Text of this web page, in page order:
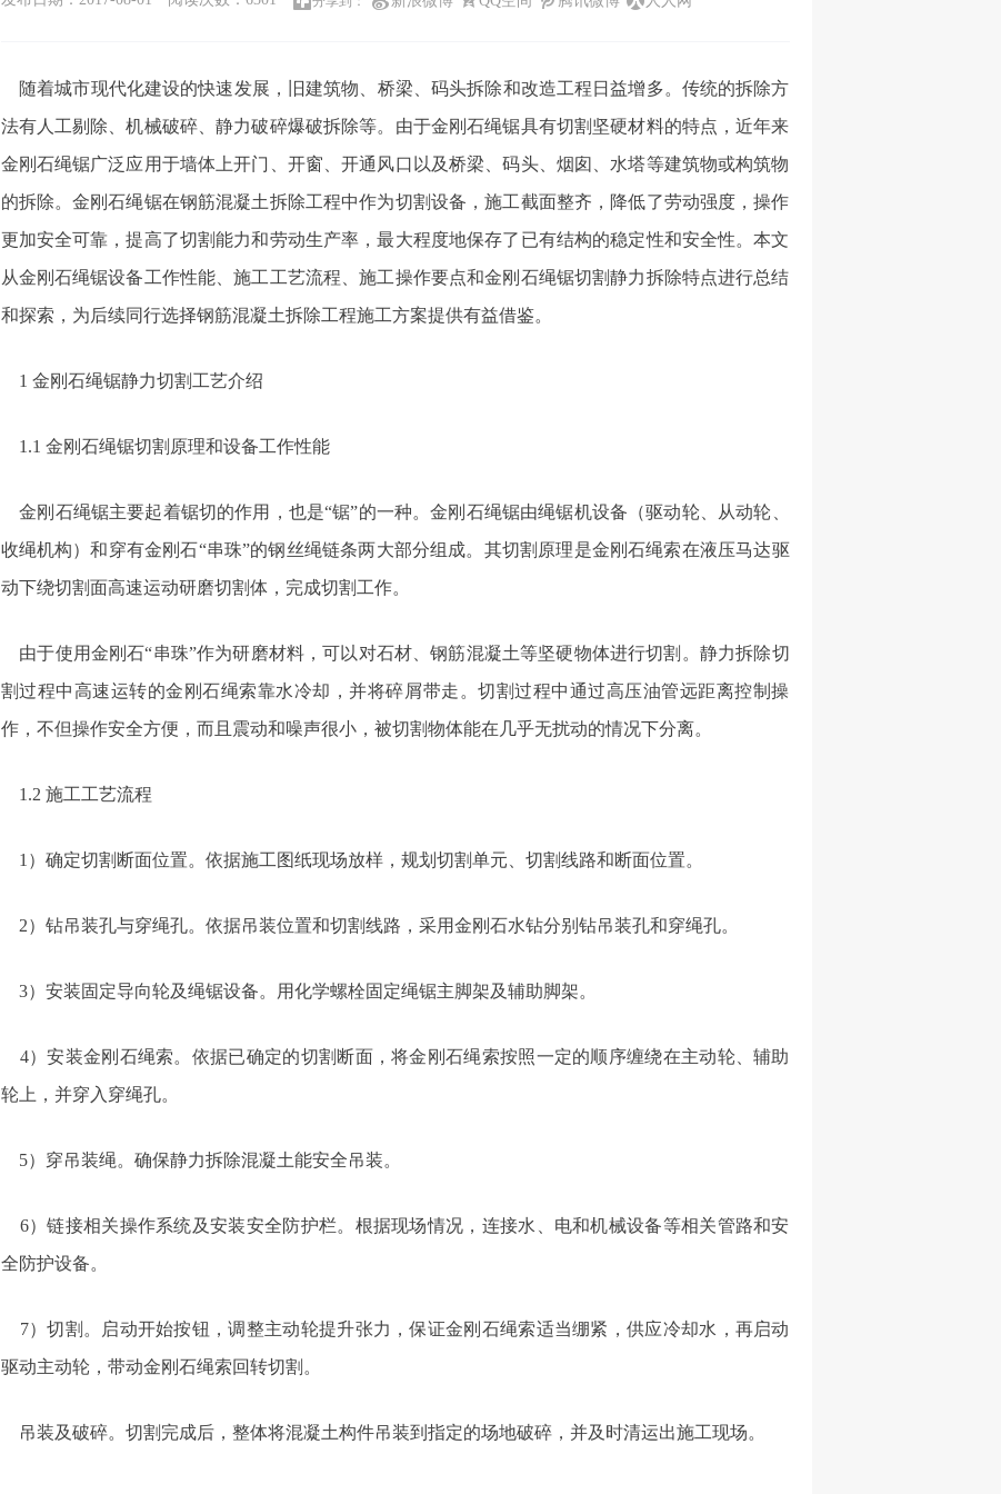
随着城市现代化建设的快速发展，旧建筑物、桥梁、码头拆除和改造工程日益增多。传统的拆除方
法有人工剔除、机械破碎、静力破碎爆破拆除等。由于金刚石绳锯具有切割坚硬材料的特点，近年来
金刚石绳锯广泛应用于墙体上开门、开窗、开通风口以及桥梁、码头、烟囱、水塔等建筑物或构筑物
的拆除。金刚石绳锯在钢筋混凝土拆除工程中作为切割设备，施工截面整齐，降低了劳动强度，操作
更加安全可靠，提高了切割能力和劳动生产率，最大程度地保存了已有结构的稳定性和安全性。本文
从金刚石绳锯设备工作性能、施工工艺流程、施工操作要点和金刚石绳锯切割静力拆除特点进行总结
和探索，为后续同行选择钢筋混凝土拆除工程施工方案提供有益借鉴。
1 金刚石绳锯静力切割工艺介绍
1.1 金刚石绳锯切割原理和设备工作性能
金刚石绳锯主要起着锯切的作用，也是“锯”的一种。金刚石绳锯由绳锯机设备（驱动轮、从动轮、
收绳机构）和穿有金刚石“串珠”的钢丝绳链条两大部分组成。其切割原理是金刚石绳索在液压马达驱
动下绕切割面高速运动研磨切割体，完成切割工作。
由于使用金刚石“串珠”作为研磨材料，可以对石材、钢筋混凝土等坚硬物体进行切割。静力拆除切
割过程中高速运转的金刚石绳索靠水冷却，并将碎屑带走。切割过程中通过高压油管远距离控制操
作，不但操作安全方便，而且震动和噪声很小，被切割物体能在几乎无扰动的情况下分离。
1.2 施工工艺流程
1）确定切割断面位置。依据施工图纸现场放样，规划切割单元、切割线路和断面位置。
2）钻吊装孔与穿绳孔。依据吊装位置和切割线路，采用金刚石水钻分别钻吊装孔和穿绳孔。
3）安装固定导向轮及绳锯设备。用化学螺栓固定绳锯主脚架及辅助脚架。
4）安装金刚石绳索。依据已确定的切割断面，将金刚石绳索按照一定的顺序缠绕在主动轮、辅助
轮上，并穿入穿绳孔。
5）穿吊装绳。确保静力拆除混凝土能安全吊装。
6）链接相关操作系统及安装安全防护栏。根据现场情况，连接水、电和机械设备等相关管路和安
全防护设备。
7）切割。启动开始按钮，调整主动轮提升张力，保证金刚石绳索适当绷紧，供应冷却水，再启动
驱动主动轮，带动金刚石绳索回转切割。
吊装及破碎。切割完成后，整体将混凝土构件吊装到指定的场地破碎，并及时清运出施工现场。